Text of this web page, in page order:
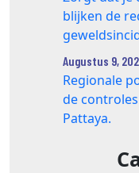
blijken de
Augustus 9,
Regionale
de
Pattaya.